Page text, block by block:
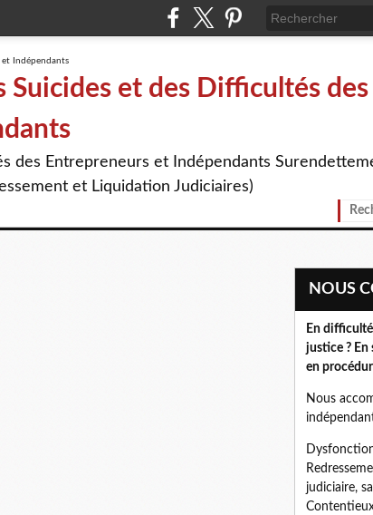
Suicides et des Difficultés des
des Entrepreneurs et Indépendants
et Liquidation Judiciaires)
NOUS
En
justice ?
en
Nous
judiciaire,